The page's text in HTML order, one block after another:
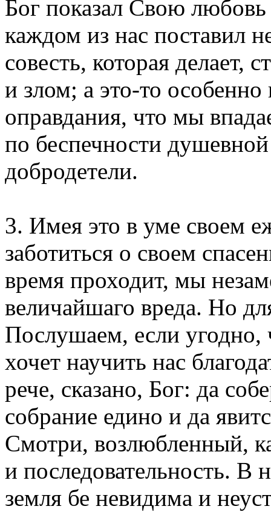
Бог показал Свою любовь
каждом из нас поставил
совесть, которая делает,
и злом; а это-то
оправдания, что мы
по беспечности
добродетели.
3. Имея это в уме своем
заботиться о своем
время проходит, мы
величайшаго вреда. Но
Послушаем, если угодно,
хочет научить нас
рече, сказано, Бог: да
собрание едино и да
Смотри, возлюбленный,
и последовательность. В
земля бе невидима и